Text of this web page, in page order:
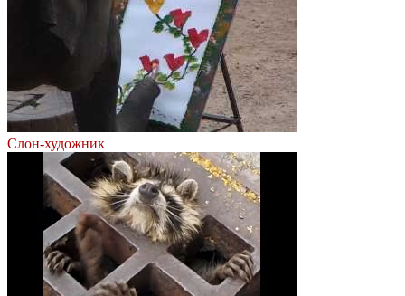
Слон-художник